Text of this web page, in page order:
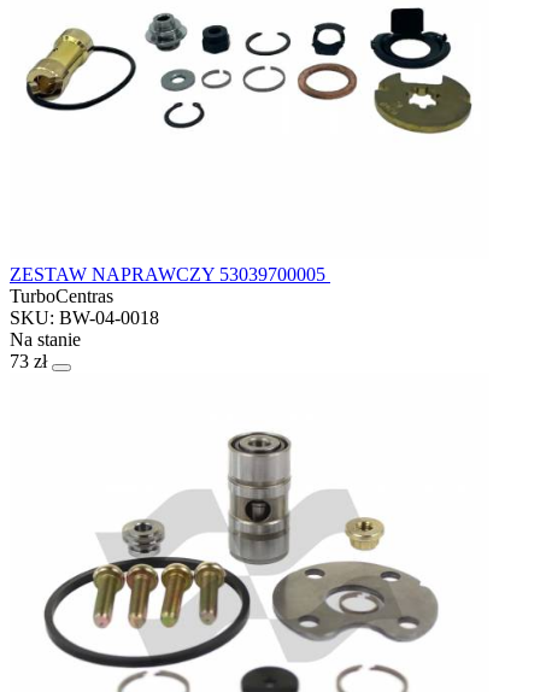
ZESTAW NAPRAWCZY 53039700005
TurboCentras
SKU: BW-04-0018
Na stanie
73 zł